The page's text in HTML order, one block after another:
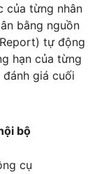
của từng nhân
bằng nguồn
tự động
hạn của từng
đánh giá cuối
bộ
cụ